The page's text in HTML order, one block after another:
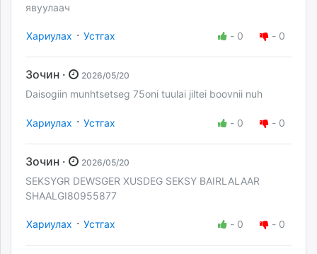
явуулаач
Хариулах · Устгах - 0 - 0
Зочин · 2026/05/20
Daisogiin munhtsetseg 75oni tuulai jiltei boovnii nuh
Хариулах · Устгах - 0 - 0
Зочин · 2026/05/20
SEKSYGR DEWSGER XUSDEG SEKSY BAIRLALAAR
SHAALGI80955877
Хариулах · Устгах - 0 - 0